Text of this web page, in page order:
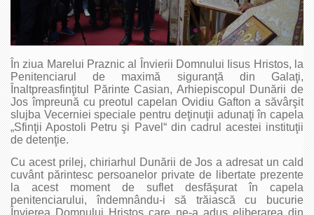
În ziua Marelui Praznic al Învierii Domnului Iisus Hristos, la
Penitenciarul de maximă siguranţă din Galaţi,
Înaltpreasfinţitul Părinte Casian, Arhiepiscopul Dunării de
Jos împreună cu preotul capelan Ovidiu Gafton a săvârşit
slujba Vecerniei speciale pentru deţinuţii adunaţi în capela
„Sfinţii Apostoli Petru şi Pavel“ din cadrul acestei instituţii
de detenţie.
Cu acest prilej, chiriarhul Dunării de Jos a adresat un cald
cuvânt părintesc persoanelor private de libertate prezente
la acest moment de suflet desfăşurat în capela
penitenciarului, îndemnându-i să trăiască cu bucurie